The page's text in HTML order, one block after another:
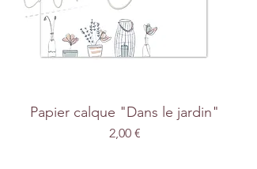
Papier calque "Dans le jardin"
Prix
2,00 €